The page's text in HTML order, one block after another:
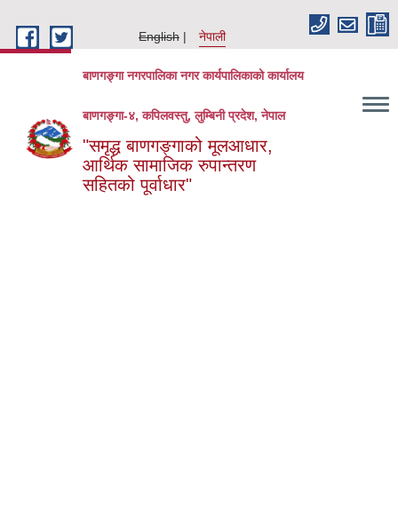
English
नेपाली
बाणगङ्गा नगरपालिका नगर कार्यपालिकाको कार्यालय
बाणगङ्गा-४, कपिलवस्तु, लुम्बिनी प्रदेश, नेपाल
"समृद्ध बाणगङ्गाको मूलआधार,
आर्थिक सामाजिक रुपान्तरण
सहितको पूर्वाधार"